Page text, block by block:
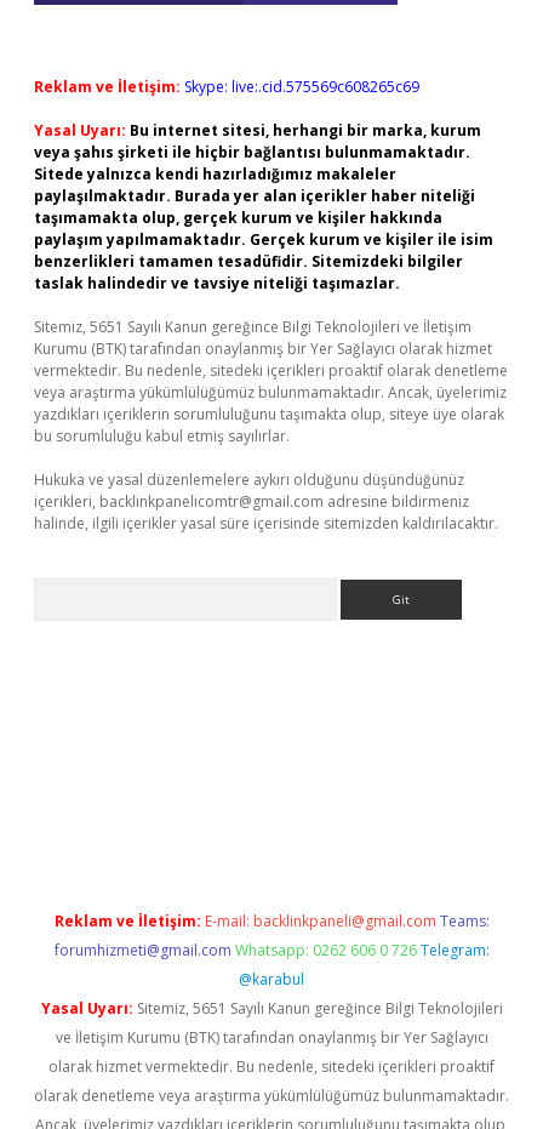
Reklam ve İletişim: Skype: live:.cid.575569c608265c69
Yasal Uyarı: Bu internet sitesi, herhangi bir marka, kurum
veya şahıs şirketi ile hiçbir bağlantısı bulunmamaktadır.
Sitede yalnızca kendi hazırladığımız makaleler
paylaşılmaktadır. Burada yer alan içerikler haber niteliği
taşımamakta olup, gerçek kurum ve kişiler hakkında
paylaşım yapılmamaktadır. Gerçek kurum ve kişiler ile isim
benzerlikleri tamamen tesadüfidir. Sitemizdeki bilgiler
taslak halindedir ve tavsiye niteliği taşımazlar.
Sitemiz, 5651 Sayılı Kanun gereğince Bilgi Teknolojileri ve İletişim
Kurumu (BTK) tarafından onaylanmış bir Yer Sağlayıcı olarak hizmet
vermektedir. Bu nedenle, sitedeki içerikleri proaktif olarak denetleme
veya araştırma yükümlülüğümüz bulunmamaktadır. Ancak, üyelerimiz
yazdıkları içeriklerin sorumluluğunu taşımakta olup, siteye üye olarak
bu sorumluluğu kabul etmiş sayılırlar.
Hukuka ve yasal düzenlemelere aykırı olduğunu düşündüğünüz
içerikleri, backlinkpanelicomtr@gmail.com adresine bildirmeniz
halinde, ilgili içerikler yasal süre içerisinde sitemizden kaldırılacaktır.
Reklam ve İletişim: E-mail: backlinkpaneli@gmail.com Teams:
forumhizmeti@gmail.com Whatsapp: 0262 606 0 726 Telegram:
@karabul
Yasal Uyarı: Sitemiz, 5651 Sayılı Kanun gereğince Bilgi Teknolojileri
ve İletişim Kurumu (BTK) tarafından onaylanmış bir Yer Sağlayıcı
olarak hizmet vermektedir. Bu nedenle, sitedeki içerikleri proaktif
olarak denetleme veya araştırma yükümlülüğümüz bulunmamaktadır.
Ancak, üyelerimiz yazdıkları içeriklerin sorumluluğunu taşımakta olup,